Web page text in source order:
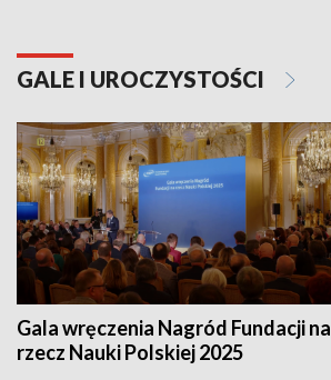
GALE I UROCZYSTOŚCI
Gala wręczenia Nagród Fundacji na
rzecz Nauki Polskiej 2025